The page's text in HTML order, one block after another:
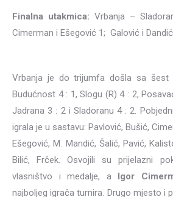
Finalna utakmica: Vrbanja –
Cimerman i Ešegović 1; Galović i
Vrbanja je do trijumfa došla sa šest
Budućnost 4 : 1, Slogu (R) 4 : 2,
Jadrana 3 : 2 i Sladoranu 4 : 2.
igrala je u sastavu: Pavlović, Bušić,
Ešegović, M. Mandić, Šalić, Pavić,
Bilić, Frček. Osvojili su prijelazni
vlasništvo i medalje, a Igor
najboljeg igrača turnira. Drugo mjesto i